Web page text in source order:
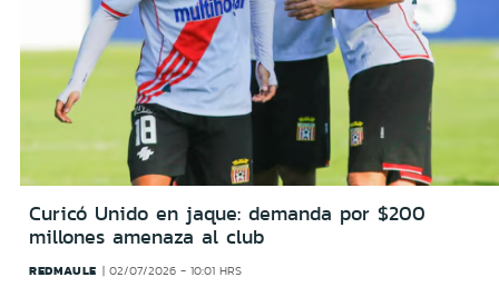
Curicó Unido en jaque: demanda por $200
millones amenaza al club
REDMAULE 02/07/2026 - 10:01 HRS